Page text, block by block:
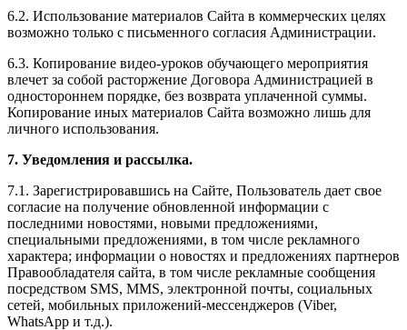
6.2. Использование материалов Сайта в коммерческих целях
возможно только с письменного согласия Администрации.
6.3. Копирование видео-уроков обучающего мероприятия
влечет за собой расторжение Договора Администрацией в
одностороннем порядке, без возврата уплаченной суммы.
Копирование иных материалов Сайта возможно лишь для
личного использования.
7. Уведомления и рассылка.
7.1. Зарегистрировавшись на Сайте, Пользователь дает свое
согласие на получение обновленной информации с
последними новостями, новыми предложениями,
специальными предложениями, в том числе рекламного
характера; информации о новостях и предложениях партнеров
Правообладателя сайта, в том числе рекламные сообщения
посредством SMS, MMS, электронной почты, социальных
сетей, мобильных приложений-мессенджеров (Viber,
WhatsApp и т.д.).